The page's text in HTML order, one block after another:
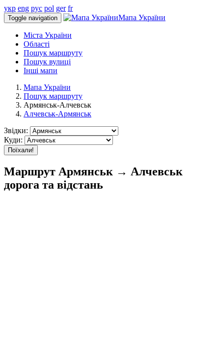
укр eng рус pol ger fr
Toggle navigation Мапа України
Міста України
Області
Пошук маршруту
Пошук вулиці
Інші мапи
Мапа України
Пошук маршруту
Армянськ-Алчевськ
Алчевськ-Армянськ
Звідки:
Куди:
Поїхали!
Маршрут Армянськ → Алчевськ
дорога та відстань